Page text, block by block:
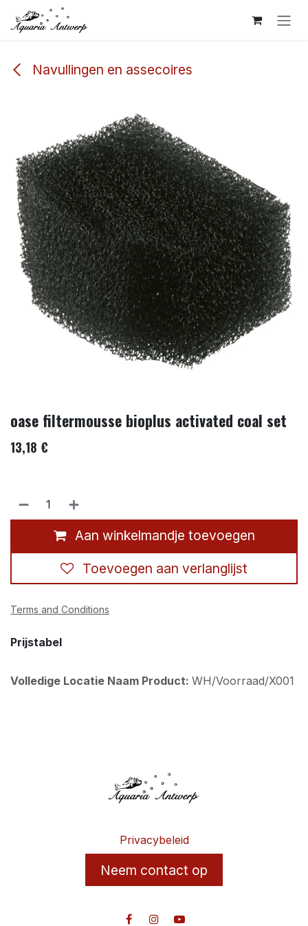
Overslaan naar inhoud
Navullingen en assecoires
oase filtermousse bioplus activated coal set
13,18 €
Aan winkelmandje toevoegen
Toevoegen aan verlanglijst
Terms and Conditions
Prijstabel
Volledige Locatie Naam Product: WH/Voorraad/X001
Privacybeleid
Neem contact op